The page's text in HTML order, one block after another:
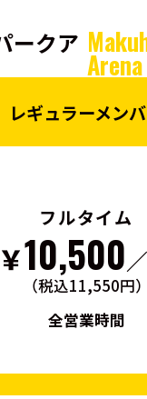
ークア
Arena
レギュラーメン
フルタイム
￥10,500
（税込11,550円）
全営業時間